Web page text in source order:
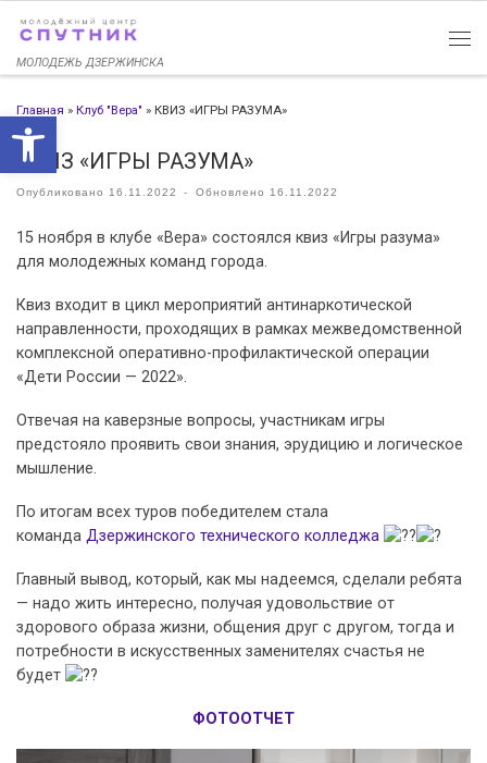
Открыть панель
Перейти к содержимому
МОЛОДЕЖЬ ДЗЕРЖИНСКА
Главная » Клуб "Вера" » КВИЗ «ИГРЫ РАЗУМА»
КВИЗ «ИГРЫ РАЗУМА»
Опубликовано 16.11.2022 - Обновлено 16.11.2022
15 ноября в клубе «Вера» состоялся квиз «Игры разума»
для молодежных команд города.
Квиз входит в цикл мероприятий антинаркотической
направленности, проходящих в рамках межведомственной
комплексной оперативно-профилактической операции
«Дети России — 2022».
Отвечая на каверзные вопросы, участникам игры
предстояло проявить свои знания, эрудицию и логическое
мышление.
По итогам всех туров победителем стала
команда Дзержинского технического колледжа
Главный вывод, который, как мы надеемся, сделали ребята
— надо жить интересно, получая удовольствие от
здорового образа жизни, общения друг с другом, тогда и
потребности в искусственных заменителях счастья не
будет
ФОТООТЧЕТ